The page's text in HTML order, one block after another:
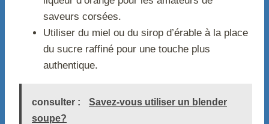
saveurs corsées.
Utiliser du miel ou du sirop d’érable à la place
du sucre raffiné pour une touche plus
authentique.
consulter :
Savez-vous utiliser un blender
soupe?